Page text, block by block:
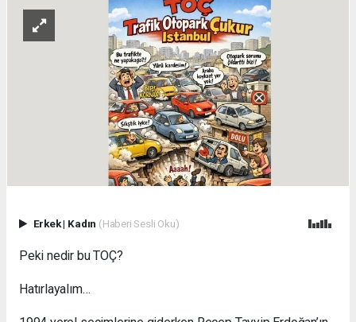
Erkek| Kadın (Haberi Sesli Oku)
Peki nedir bu TOÇ?
Hatırlayalım…